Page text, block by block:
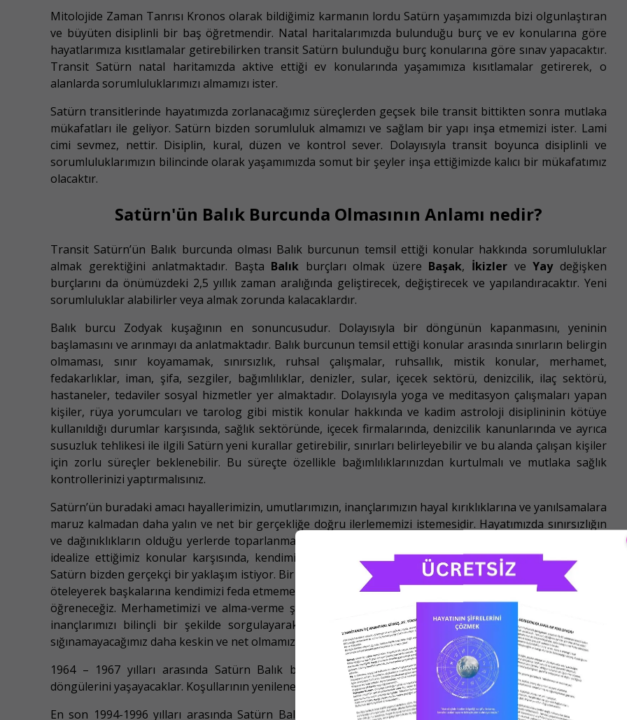
Mitolojide Zaman Tanrısı Kronos olarak bildiğimiz karmanın lordu Satürn yaşamımızda bizi olgunlaştıran
ve büyüten disiplinli bir baş öğretmendir. Natal haritalarımızda bulunduğu burç ve ev konularına göre
hayatlarımıza kısıtlamalar getirebilirken transit Satürn bulunduğu burç konularına göre sınav yapacaktır.
Transit Satürn natal haritamızda aktive ettiği ev konularında yaşamımıza kısıtlamalar getirerek, o
alanlarda sorumluluklarımızı almamızı ister.
Satürn transitlerinde hayatımızda zorlanacağımız süreçlerden geçsek bile transit bittikten sonra mutlaka
mükafatları ile geliyor. Satürn bizden sorumluluk almamızı ve sağlam bir yapı inşa etmemizi ister. Lami
cimi sevmez, nettir. Disiplin, kural, düzen ve kontrol sever. Dolayısıyla transit boyunca disiplinli ve
sorumluluklarımızın bilincinde olarak yaşamımızda somut bir şeyler inşa ettiğimizde kalıcı bir mükafatımız
olacaktır.
Satürn'ün Balık Burcunda Olmasının Anlamı nedir?
Transit Satürn’ün Balık burcunda olması Balık burcunun temsil ettiği konular hakkında sorumluluklar
almak gerektiğini anlatmaktadır. Başta Balık burçları olmak üzere Başak, İkizler veYay değişken
burçlarını da önümüzdeki 2,5 yıllık zaman aralığında geliştirecek, değiştirecek ve yapılandıracaktır. Yeni
sorumluluklar alabilirler veya almak zorunda kalacaklardır.
Balık burcu Zodyak kuşağının en sonuncusudur. Dolayısıyla bir döngünün kapanmasını, yeninin
başlamasını ve arınmayı da anlatmaktadır. Balık burcunun temsil ettiği konular arasında sınırların belirgin
olmaması, sınır koyamamak, sınırsızlık, ruhsal çalışmalar, ruhsallık, mistik konular, merhamet,
fedakarlıklar, iman, şifa, sezgiler, bağımlılıklar, denizler, sular, içecek sektörü, denizcilik, ilaç sektörü,
hastaneler, tedaviler sosyal hizmetler yer almaktadır. Dolayısıyla yoga ve meditasyon çalışmaları yapan
kişiler, rüya yorumcuları ve tarolog gibi mistik konular hakkında ve kadim astroloji disiplininin kötüye
kullanıldığı durumlar karşısında, sağlık sektöründe, içecek firmalarında, denizcilik kanunlarında ve ayrıca
susuzluk tehlikesi ile ilgili Satürn yeni kurallar getirebilir, sınırları belirleyebilir ve bu alanda çalışan kişiler
için zorlu süreçler beklenebilir. Bu süreçte özellikle bağımlılıklarınızdan kurtulmalı ve mutlaka sağlık
kontrollerinizi yaptırmalısınız.
Satürn’ün buradaki amacı hayallerimizin, umutlarımızın, inançlarımızın hayal kırıklıklarına ve yanılsamalara
maruz kalmadan daha yalın ve net bir gerçekliğe doğru ilerlememizi istemesidir. Hayatımızda sınırsızlığın
ve dağınıklıkların olduğu yerlerde toparlanmamızı sağlayacak. Kendimizi kurban rolüne soktuğumuz ve
idealize ettiğimiz konular karşısında, kendimizi kandırdığımız durumlar için artık uyanış vakti geldi ve
Satürn bizden gerçekçi bir yaklaşım istiyor. Bir inanca körü körüne bağlanmamamız gerektiğini, kendimizi
öteleyerek başkalarına kendimizi feda etmememiz gerektiğini ve kendimizi kurban etmememiz gerektiğini
öğreneceğiz. Merhametimizi ve alma-verme şeklimizi yeniden dengeleyeceğiz. Bu süreçte hayatımızı ve
inançlarımızı bilinçli bir şekilde sorgulayarak yeni bir bakış açısı kazanacağız. Hayallerimizin ardına
sığınamayacağımız daha keskin ve net olmamız gereken bir transit yaşıyoruz.
1964 – 1967 yılları arasında Satürn Balık burcundaydı. Bu tarihler arasında doğanlar ikinci Satürn
döngülerini yaşayacaklar. Koşullarının yenileneceği yeni bir yön çizme zamanlarını yaşayacaklar.
En son 1994-1996 yılları arasında Satürn Balık burcundaydı. Dolayısıyla 29 Ocak 1994 – 7 Nisan 1996